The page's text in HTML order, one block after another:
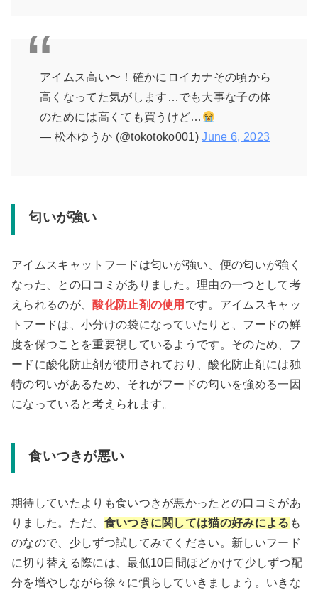
アイムス高い〜！確かにロイカナその頃から
高くなってた気がします…でも大事な子の体
のためには高くても買うけど…
— 松本ゆうか (@tokotoko001)June 6, 2023
匂いが強い
アイムスキャットフードは匂いが強い、便の匂いが強く
なった、との口コミがありました。理由の一つとして考
えられるのが、酸化防止剤の使用 です。アイムスキャッ
トフードは、小分けの袋になっていたりと、フードの鮮
度を保つことを重要視しているようです。そのため、フ
ードに酸化防止剤が使用されており、酸化防止剤には独
特の匂いがあるため、それがフードの匂いを強める一因
になっていると考えられます。
食いつきが悪い
期待していたよりも食いつきが悪かったとの口コミがあ
りました。ただ、 食いつきに関しては猫の好みによる も
のなので、少しずつ試してみてください。新しいフード
に切り替える際には、最低10日間ほどかけて少しずつ配
分を増やしながら徐々に慣らしていきましょう。いきな